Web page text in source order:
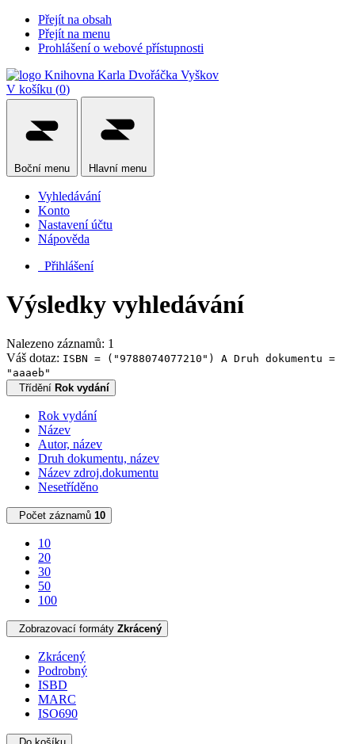
Přejít na obsah
Přejít na menu
Prohlášení o webové přístupnosti
V košíku (0)
Boční menu Hlavní menu
Vyhledávání
Konto
Nastavení účtu
Nápověda
Přihlášení
Výsledky vyhledávání
Nalezeno záznamů: 1
Váš dotaz: ISBN = ("9788074077210") A Druh dokumentu =
"aaaeb"
Třídění Rok vydání
Rok vydání
Název
Autor, název
Druh dokumentu, název
Název zdroj.dokumentu
Nesetříděno
Počet záznamů 10
10
20
30
50
100
Zobrazovací formáty Zkrácený
Zkrácený
Podrobný
ISBD
MARC
ISO690